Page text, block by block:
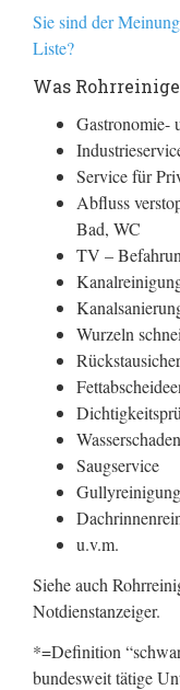
Sie sind der
Liste?
Was
Gastronomie-
Service für
Abfluss
Bad, WC
TV –
Wurzeln
Saugservice
Gullyreinigung
u.v.m.
Siehe auch
Notdienstanzeiger.
*=Definition
bundesweit tätige